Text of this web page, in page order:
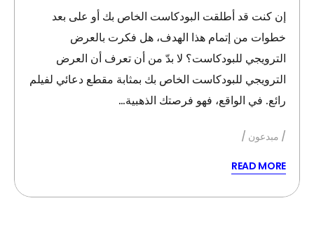
إن كنت قد أطلقت البودكاست الخاص بك أو على بعد
خطوات من إتمام هذا الهدف، هل فكرت بالعرض
الترويجي للبودكاست؟ لا بدّ من أن تعرف أن العرض
الترويجي للبودكاست الخاص بك بمثابة مقطع دعائي لفيلم
رائع. في الواقع، فهو فرصتك الذهبية…
مبدعون
READ MORE